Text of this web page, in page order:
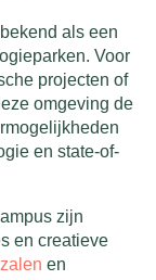
als een
Voor
projecten of
omgeving de
en state-of-
zijn
en creatieve
en